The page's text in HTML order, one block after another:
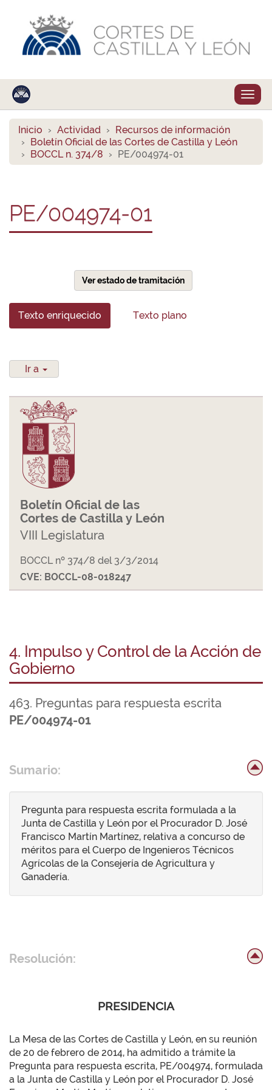
Inicio Actividad
Recursos de información
Boletín Oficial de las Cortes de Castilla y León
BOCCL n. 374/8
PE/004974-01
PE/004974-01
Ver estado de tramitación
Texto enriquecido Texto plano
Ir a
Boletín Oficial de las
Cortes de Castilla y León
VIII Legislatura
BOCCL nº 374/8 del 3/3/2014
CVE: BOCCL-08-018247
4. Impulso y Control de la Acción de
Gobierno
463. Preguntas para respuesta escrita
PE/004974-01
Sumario:
Pregunta para respuesta escrita formulada a la
Junta de Castilla y León por el Procurador D. José
Francisco Martín Martínez, relativa a concurso de
méritos para el Cuerpo de Ingenieros Técnicos
Agrícolas de la Consejería de Agricultura y
Ganadería.
Resolución:
PRESIDENCIA
La Mesa de las Cortes de Castilla y León, en su reunión
de 20 de febrero de 2014, ha admitido a trámite la
Pregunta para respuesta escrita, PE/004974, formulada
a la Junta de Castilla y León por el Procurador D. José